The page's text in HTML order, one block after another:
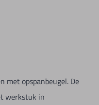
met opspanbeugel. De
werkstuk in